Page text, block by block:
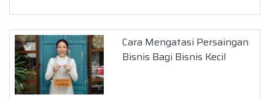
Cara Mengatasi Persaingan
Bisnis Bagi Bisnis Kecil